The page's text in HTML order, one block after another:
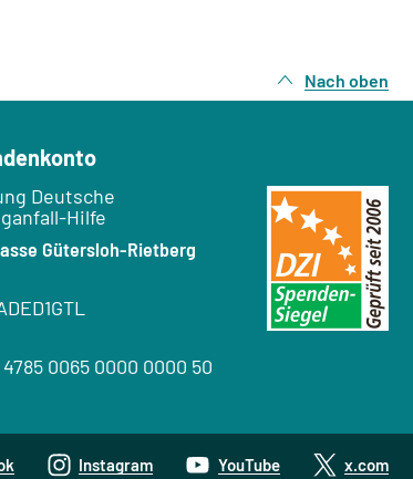
Nach oben
Deutsche
Hilfe
Gütersloh-Rietberg
4785 0065 0000 0000 50
Instagram YouTube x.com